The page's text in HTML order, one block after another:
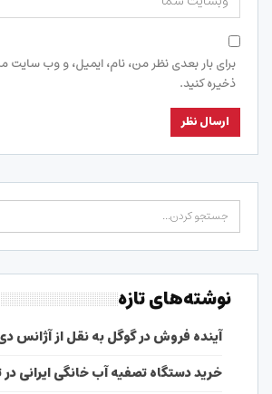
برای بار بعدی نظر من، نام، ایمیل، و وب سایت
ذخیره کنید.
نوشته‌های تازه
آینده فروش در گوگل به نقل از آژانس
خرید دستگاه تصفیه آب خانگی ایرانی